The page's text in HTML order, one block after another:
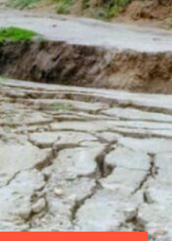
l’ICCN et les
provisoires
au 14 janvier, des sujets
gestion des limites du
sont revenus